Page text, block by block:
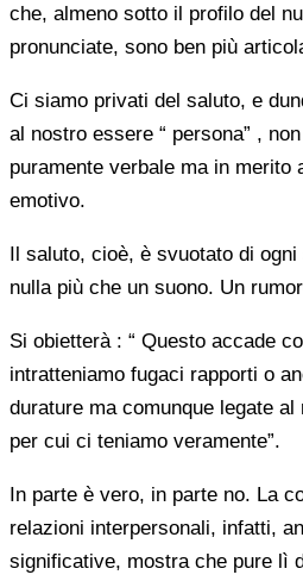
che, almeno sotto il profilo del
pronunciate, sono ben più
Ci siamo privati del saluto, e
al nostro essere “ persona” ,
puramente verbale ma in merito
emotivo.
Il saluto, cioè, è svuotato di ogni
nulla più che un suono. Un
Si obietterà : “ Questo accade
intratteniamo fugaci rapporti o
durature ma comunque legate
per cui ci teniamo veramente”.
In parte è vero, in parte no. La
relazioni interpersonali, infatti,
significative, mostra che pure lì